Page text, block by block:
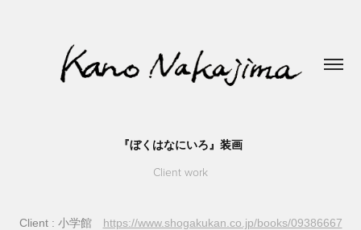
『ぼくはなにいろ』装画
Client work
Client: 小学館 https://www.shogakukan.co.jp/books/09386667